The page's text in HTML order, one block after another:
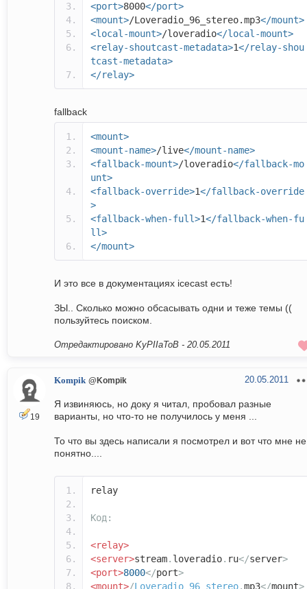
<port>8000</port>
<mount>/Loveradio_96_stereo.mp3</mount>
<local-mount>/loveradio</local-mount>
<relay-shoutcast-metadata>1</relay-shou
tcast-metadata>
</relay>
fallback
<mount>
<mount-name>/live</mount-name>
<fallback-mount>/loveradio</fallback-mo
unt>
<fallback-override>1</fallback-override
>
<fallback-when-full>1</fallback-when-fu
ll>
</mount>
И это все в документациях icecast есть!
ЗЫ.. Сколько можно обсасывать одни и теже темы ((
пользуйтесь поиском.
Отредактировано KyPIIaToB - 20.05.2011
19
Kompik @Kompik 20.05.2011
Я извиняюсь, но доку я читал, пробовал разные
варианты, но что-то не получилось у меня ...
То что вы здесь написали я посмотрел и вот что мне не
понятно....
relay
Код:
<relay>
<server>stream. loveradio. ru</server>
<port>8000</port>
<mount>/Loveradio_96_stereo.mp3</mount>